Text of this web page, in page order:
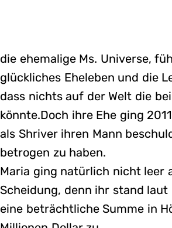
die ehemalige Ms. Universe,
glückliches Eheleben und die
dass nichts auf der Welt die
könnte.Doch ihre Ehe ging
als Shriver ihren Mann
betrogen zu haben.
Maria ging natürlich nicht leer
Scheidung, denn ihr stand
eine beträchtliche Summe in